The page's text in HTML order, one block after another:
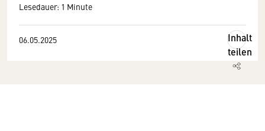
Lesedauer: 1 Minute
06.05.2025
Inhalt
teilen